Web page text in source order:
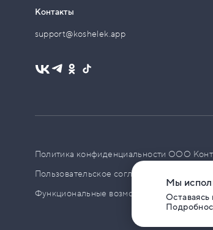
Контакты
support@koshelek.app
Политика конфиденциальности ООО
Пользовательское соглашение
Функциональные возможности ПО
Мы
Оставаясь